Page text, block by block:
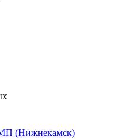
(Нижнекамск)